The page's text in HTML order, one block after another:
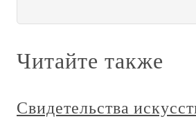
Читайте также
Свидетельства